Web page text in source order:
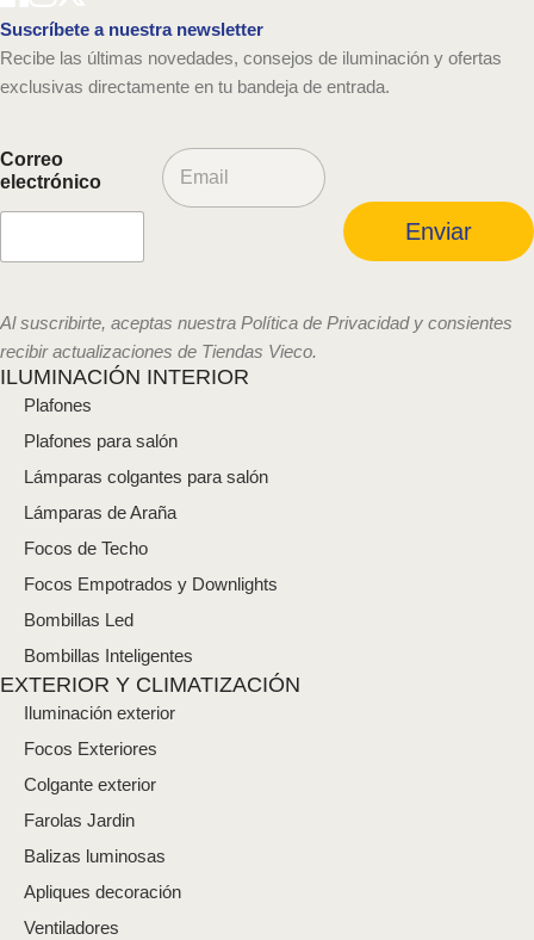
Suscríbete a nuestra newsletter
Recibe las últimas novedades, consejos de iluminación y ofertas
exclusivas directamente en tu bandeja de entrada.
Correo
electrónico
C
o
l
c
t
ó
n
i
o
Enviar
Al suscribirte, aceptas nuestra Política de Privacidad y consientes
recibir actualizaciones de Tiendas Vieco.
ILUMINACIÓN INTERIOR
Plafones
Plafones para salón
Lámparas colgantes para salón
Lámparas de Araña
Focos de Techo
Focos Empotrados y Downlights
Bombillas Led
Bombillas Inteligentes
EXTERIOR Y CLIMATIZACIÓN
Iluminación exterior
Focos Exteriores
Colgante exterior
Farolas Jardin
Balizas luminosas
Apliques decoración
Ventiladores